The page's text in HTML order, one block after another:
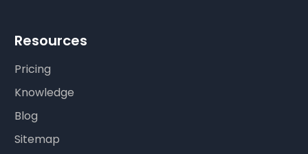
Resources
Pricing
Knowledge
Blog
Sitemap